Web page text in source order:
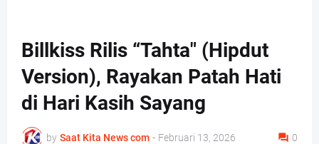
Billkiss Rilis “Tahta" (Hipdut
Version), Rayakan Patah Hati
di Hari Kasih Sayang
by Saat Kita News com - Februari 13, 2026 0